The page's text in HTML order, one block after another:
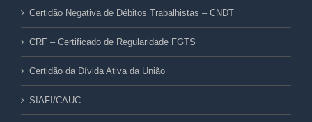
Certidão Negativa de Débitos Trabalhistas – CNDT
CRF – Certificado de Regularidade FGTS
Certidão da Dívida Ativa da União
SIAFI/CAUC